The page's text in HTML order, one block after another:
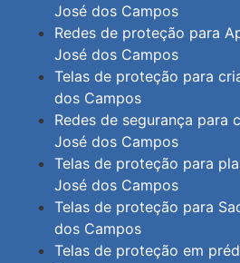
José dos Campos
Redes de proteção para
José dos Campos
Telas de proteção para
dos Campos
Redes de segurança para
José dos Campos
Telas de proteção para
José dos Campos
Telas de proteção para
dos Campos
Telas de proteção em